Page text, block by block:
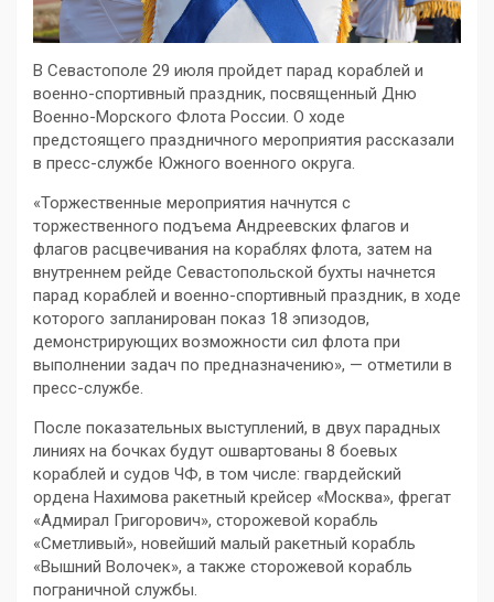
В Севастополе 29 июля пройдет парад кораблей и
военно-спортивный праздник, посвященный Дню
Военно-Морского Флота России. О ходе
предстоящего праздничного мероприятия рассказали
в пресс-службе Южного военного округа.
«Торжественные мероприятия начнутся с
торжественного подъема Андреевских флагов и
флагов расцвечивания на кораблях флота, затем на
внутреннем рейде Севастопольской бухты начнется
парад кораблей и военно-спортивный праздник, в ходе
которого запланирован показ 18 эпизодов,
демонстрирующих возможности сил флота при
выполнении задач по предназначению», — отметили в
пресс-службе.
После показательных выступлений, в двух парадных
линиях на бочках будут ошвартованы 8 боевых
кораблей и судов ЧФ, в том числе: гвардейский
ордена Нахимова ракетный крейсер «Москва», фрегат
«Адмирал Григорович», сторожевой корабль
«Сметливый», новейший малый ракетный корабль
«Вышний Волочек», а также сторожевой корабль
пограничной службы.